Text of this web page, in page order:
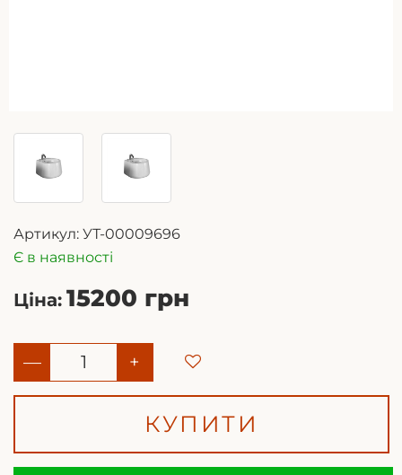
Артикул: УТ-00009696
Є в наявності
Ціна: 15200 грн
— +
КУПИТИ